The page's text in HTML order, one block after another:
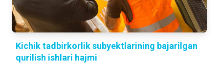
Kichik tadbirkorlik subyektlarining bajarilgan
qurilish ishlari hajmi